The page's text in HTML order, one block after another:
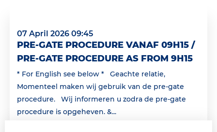
07 April 2026 09:45
PRE-GATE PROCEDURE VANAF 09H15 /
PRE-GATE PROCEDURE AS FROM 9H15
* For English see below * Geachte relatie,
Momenteel maken wij gebruik van de pre-gate
procedure. Wij informeren u zodra de pre-gate
procedure is opgeheven. &...